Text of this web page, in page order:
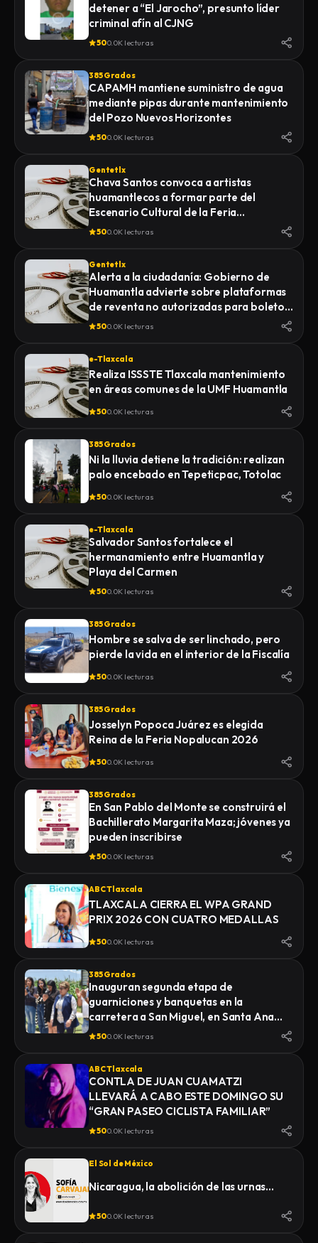
LA FISCALÍA GENERAL DE JUSTICIA DEL
ESTADO (FGJE) INICIÓ UNA CARPETA DE
INVESTIGACIÓN POR EL DELITO DE
HOMICIDIO CALIFICADO EN CONTRA DE
QUIEN O QUIENES RESULTEN
RESPONSABLES
detener a “El Jarocho”, presunto líder
criminal afín al CJNG
500.0K lecturas
385 Grados
CAPAMH mantiene suministro de agua
mediante pipas durante mantenimiento
del Pozo Nuevos Horizontes
500.0K lecturas
Gentetlx
Chava Santos convoca a artistas
huamantlecos a formar parte del
Escenario Cultural de la Feria
Internacional del Arte Efímero y la Dalia
500.0K lecturas
Gentetlx
Alerta a la ciudadanía: Gobierno de
Huamantla advierte sobre plataformas
de reventa no autorizadas para boletos
de la Feria 2026
500.0K lecturas
e-Tlaxcala
Realiza ISSSTE Tlaxcala mantenimiento
en áreas comunes de la UMF Huamantla
500.0K lecturas
385 Grados
Ni la lluvia detiene la tradición: realizan
palo encebado en Tepeticpac, Totolac
500.0K lecturas
e-Tlaxcala
Salvador Santos fortalece el
hermanamiento entre Huamantla y
Playa del Carmen
500.0K lecturas
385 Grados
Hombre se salva de ser linchado, pero
pierde la vida en el interior de la Fiscalía
500.0K lecturas
385 Grados
Josselyn Popoca Juárez es elegida
Reina de la Feria Nopalucan 2026
500.0K lecturas
385 Grados
En San Pablo del Monte se construirá el
Bachillerato Margarita Maza; jóvenes ya
pueden inscribirse
500.0K lecturas
ABC Tlaxcala
TLAXCALA CIERRA EL WPA GRAND
PRIX 2026 CON CUATRO MEDALLAS
500.0K lecturas
385 Grados
Inauguran segunda etapa de
guarniciones y banquetas en la
carretera a San Miguel, en Santa Ana
Nopalucan
500.0K lecturas
ABC Tlaxcala
CONTLA DE JUAN CUAMATZI
LLEVARÁ A CABO ESTE DOMINGO SU
“GRAN PASEO CICLISTA FAMILIAR”
500.0K lecturas
El Sol de México
Nicaragua, la abolición de las urnas…
500.0K lecturas